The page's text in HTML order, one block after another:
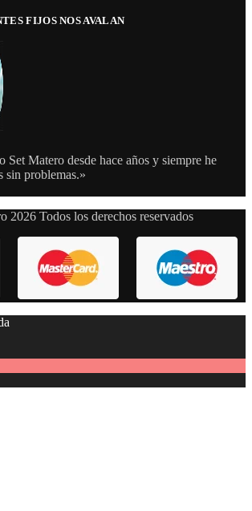
FIJOS NOS AVALAN
Set Matero desde hace años y siempre he
sin problemas.»
2026 Todos los derechos reservados